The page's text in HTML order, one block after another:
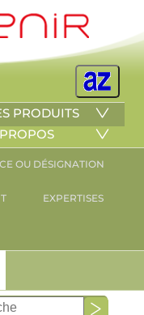
PRODUITS
OU DÉSIGNATION
EXPERTISES